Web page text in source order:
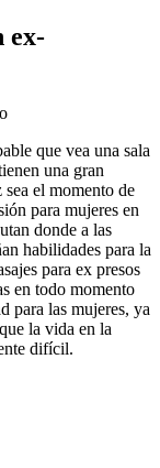
ex-
que vea una sala
una gran
el momento de
para mujeres en
donde a las
habilidades para la
para ex presos
en todo momento
para las mujeres, ya
la vida en la
difícil.